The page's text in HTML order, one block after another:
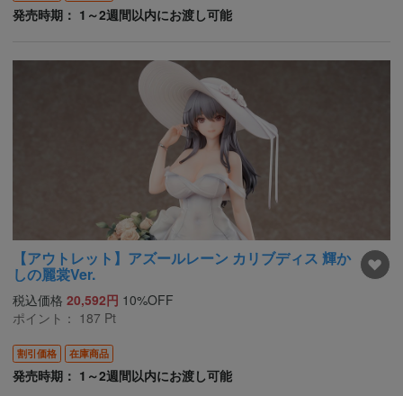
発売時期： 1～2週間以内にお渡し可能
【アウトレット】アズールレーン カリブディス 輝か
しの麗裳Ver.
税込価格 20,592円 10%OFF
ポイント： 187 Pt
割引価格 在庫商品
発売時期： 1～2週間以内にお渡し可能